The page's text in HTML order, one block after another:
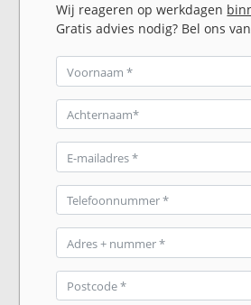
Wij reageren op werkdagen
Gratis advies nodig? Bel ons